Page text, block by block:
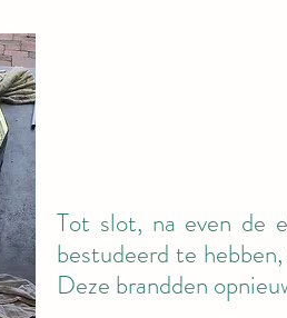
Tot slot, na even de
bestudeerd te
Deze brandden